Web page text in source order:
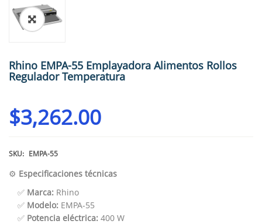
🔍
Rhino EMPA-55 Emplayadora Alimentos Rollos
Regulador Temperatura
$3,262.00
SKU: EMPA-55
⚙️ Especificaciones técnicas
✅ Marca: Rhino
✅ Modelo: EMPA-55
✅ Potencia eléctrica: 400 W